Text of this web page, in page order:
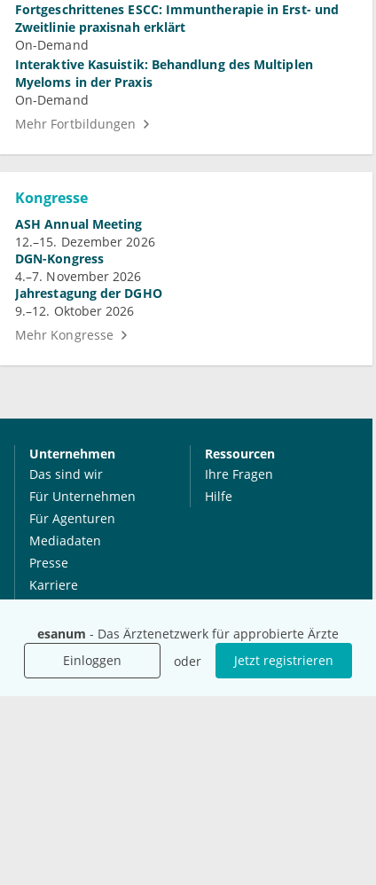
esanum - Das Ärztenetzwerk für approbierte Ärzte
Einloggen
oder Jetzt registrieren
Fortgeschrittenes ESCC: Immuntherapie in Erst- und
Zweitlinie praxisnah erklärt
On-Demand
Interaktive Kasuistik: Behandlung des Multiplen
Myeloms in der Praxis
On-Demand
Mehr Fortbildungen
Kongresse
ASH Annual Meeting
12.–15. Dezember 2026
DGN-Kongress
4.–7. November 2026
Jahrestagung der DGHO
9.–12. Oktober 2026
Mehr Kongresse
Unternehmen
Das sind wir
Für Unternehmen
Für Agenturen
Mediadaten
Presse
Karriere
Ressourcen
Ihre Fragen
Hilfe
International
esanum.it
Social Media
Youtube